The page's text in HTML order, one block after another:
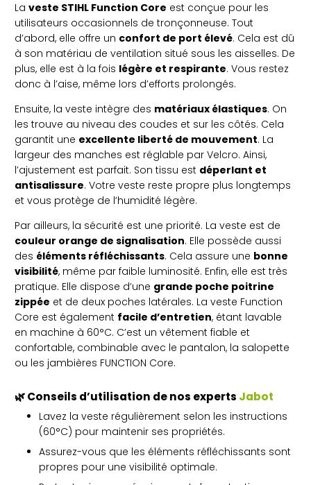
La veste STIHL Function Core est conçue pour les
utilisateurs occasionnels de tronçonneuse. Tout
d’abord, elle offre un confort de port élevé. Cela est dû
à son matériau de ventilation situé sous les aisselles. De
plus, elle est à la fois légère et respirante. Vous restez
donc à l’aise, même lors d’efforts prolongés.
Ensuite, la veste intègre des matériaux élastiques. On
les trouve au niveau des coudes et sur les côtés. Cela
garantit une excellente liberté de mouvement. La
largeur des manches est réglable par Velcro. Ainsi,
l’ajustement est parfait. Son tissu est déperlant et
antisalissure. Votre veste reste propre plus longtemps
et vous protège de l’humidité légère.
Par ailleurs, la sécurité est une priorité. La veste est de
couleur orange de signalisation. Elle possède aussi
des éléments réfléchissants. Cela assure une bonne
visibilité, même par faible luminosité. Enfin, elle est très
pratique. Elle dispose d’une grande poche poitrine
zippée et de deux poches latérales. La veste Function
Core est également facile d’entretien, étant lavable
en machine à 60°C. C’est un vêtement fiable et
confortable, combinable avec le pantalon, la salopette
ou les jambières FUNCTION Core.
🌿 Conseils d’utilisation de nos experts Jabot
Lavez la veste régulièrement selon les instructions
(60°C) pour maintenir ses propriétés.
Assurez-vous que les éléments réfléchissants sont
propres pour une visibilité optimale.